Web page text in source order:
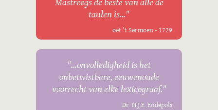
taulen is..."
oet 't Sermoen - 1729
"...onvolledigheid is het
onbetwistbare, eeuwenoude
voorrecht van elke lexicograaf."
Dr. H.J.E. Endepols